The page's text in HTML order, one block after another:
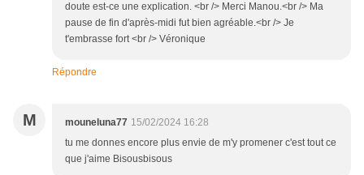
doute est-ce une explication. <br /> Merci Manou.<br /> Ma
pause de fin d'après-midi fut bien agréable.<br /> Je
t'embrasse fort <br /> Véronique
Répondre
M mouneluna77 15/02/2024 16:28
tu me donnes encore plus envie de m'y promener c'est tout ce
que j'aime Bisousbisous